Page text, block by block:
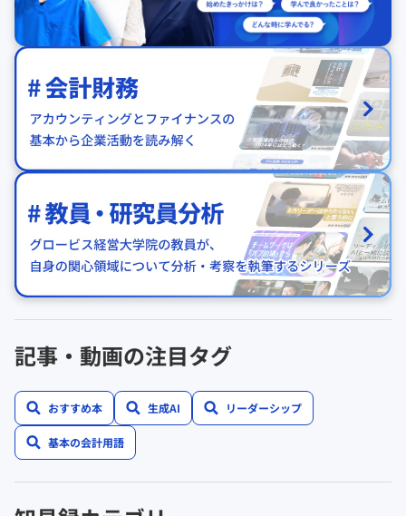
記事・動画の注目タグ
おすすめ本 生成AI リーダーシップ
基本の会計用語